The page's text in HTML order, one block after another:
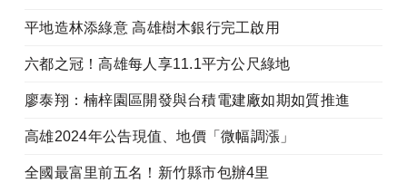
平地造林添綠意 高雄樹木銀行完工啟用
六都之冠！高雄每人享11.1平方公尺綠地
廖泰翔：楠梓園區開發與台積電建廠如期如質推進
高雄2024年公告現值、地價「微幅調漲」
全國最富里前五名！新竹縣市包辦4里